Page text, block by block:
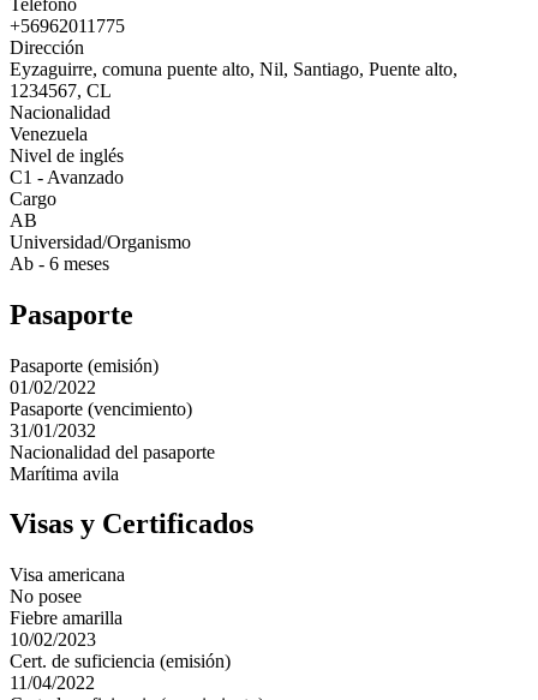
+56962011775
Dirección
Eyzaguirre, comuna puente alto, Nil, Santiago, Puente alto,
1234567, CL
Nacionalidad
Venezuela
Nivel de inglés
C1 - Avanzado
Cargo
AB
Universidad/Organismo
Ab - 6 meses
Pasaporte
Pasaporte (emisión)
01/02/2022
Pasaporte (vencimiento)
31/01/2032
Nacionalidad del pasaporte
Marítima avila
Visas y Certificados
Visa americana
No posee
Fiebre amarilla
10/02/2023
Cert. de suficiencia (emisión)
11/04/2022